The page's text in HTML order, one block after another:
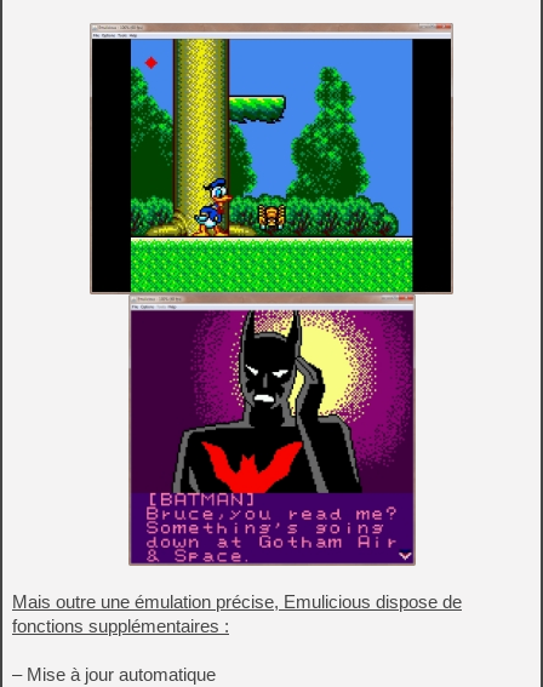
Mais outre une émulation précise, Emulicious dispose de
fonctions supplémentaires :
– Mise à jour automatique